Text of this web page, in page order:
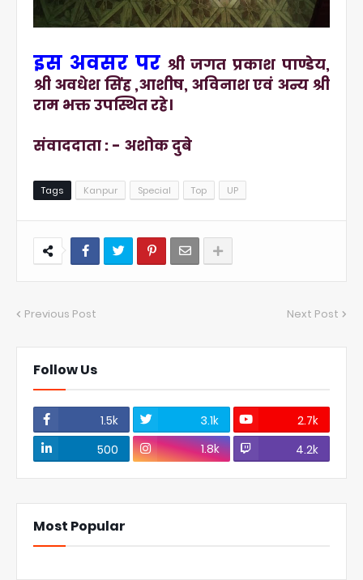
इस अवसर परश्री जगत प्रकाश पाण्डेय,
श्री अवधेश सिंह ,आशीष, अविनाश एवं अन्य श्री
राम भक्त उपस्थित रहे।
संवाददाता : - अशोक दुबे
Tags Kanpur Special Top UP
Previous Post Next Post
Follow Us
1.5k 3.1k
2.7k
500
1.8k 4.2k
Most Popular